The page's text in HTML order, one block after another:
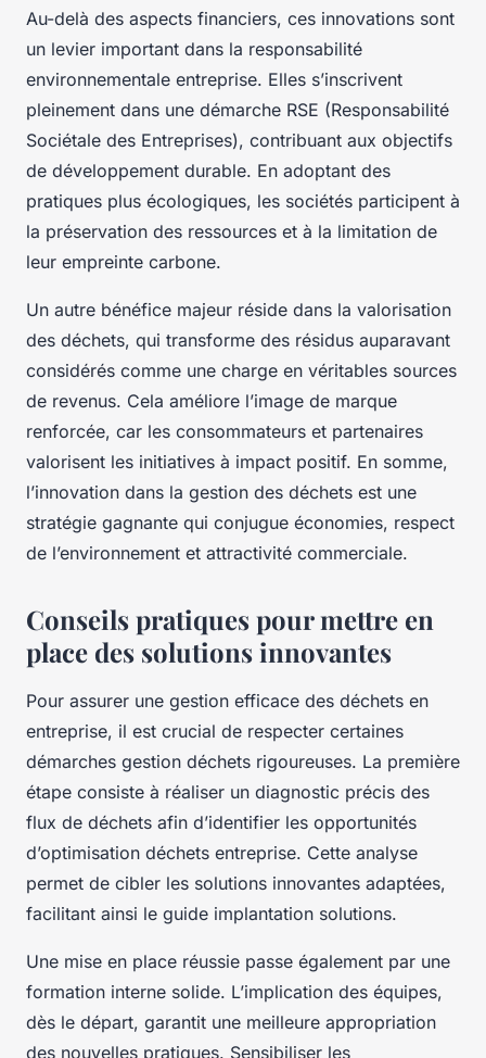
Au-delà des aspects financiers, ces innovations sont
un levier important dans la responsabilité
environnementale entreprise. Elles s’inscrivent
pleinement dans une démarche RSE (Responsabilité
Sociétale des Entreprises), contribuant aux objectifs
de développement durable. En adoptant des
pratiques plus écologiques, les sociétés participent à
la préservation des ressources et à la limitation de
leur empreinte carbone.
Un autre bénéfice majeur réside dans la valorisation
des déchets, qui transforme des résidus auparavant
considérés comme une charge en véritables sources
de revenus. Cela améliore l’image de marque
renforcée, car les consommateurs et partenaires
valorisent les initiatives à impact positif. En somme,
l’innovation dans la gestion des déchets est une
stratégie gagnante qui conjugue économies, respect
de l’environnement et attractivité commerciale.
Conseils pratiques pour mettre en
place des solutions innovantes
Pour assurer une gestion efficace des déchets en
entreprise, il est crucial de respecter certaines
démarches gestion déchets rigoureuses. La première
étape consiste à réaliser un diagnostic précis des
flux de déchets afin d’identifier les opportunités
d’optimisation déchets entreprise. Cette analyse
permet de cibler les solutions innovantes adaptées,
facilitant ainsi le guide implantation solutions.
Une mise en place réussie passe également par une
formation interne solide. L’implication des équipes,
dès le départ, garantit une meilleure appropriation
des nouvelles pratiques. Sensibiliser les